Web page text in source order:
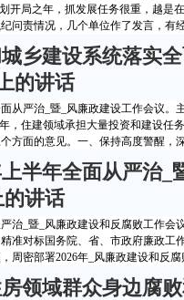
开局之年，抓发展任务很重，越是
问责情况，几个单位作了发言，有
乡建设系统落实
的讲话
从严治_暨_风廉政建设工作会议。
，住建领域承担大量投资和建设任
方面的意见。一、保持高度警醒，
半年全面从严治_
讲话
治_暨_风廉政建设和反腐败工作会
准对标国务院、省、市政府廉政工
周密部署2026年_风廉政建设和反
领域群众身边腐